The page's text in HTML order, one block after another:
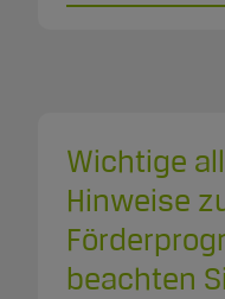
Wichtige
Hinweise
beachten